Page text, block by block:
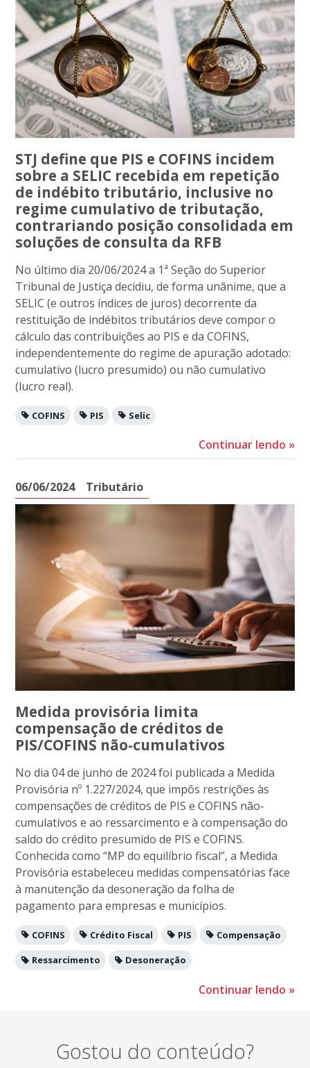
STJ define que PIS e COFINS incidem
sobre a SELIC recebida em repetição
de indébito tributário, inclusive no
regime cumulativo de tributação,
contrariando posição consolidada em
soluções de consulta da RFB
No último dia 20/06/2024 a 1ª Seção do Superior
Tribunal de Justiça decidiu, de forma unânime, que a
SELIC (e outros índices de juros) decorrente da
restituição de indébitos tributários deve compor o
cálculo das contribuições ao PIS e da COFINS,
independentemente do regime de apuração adotado:
cumulativo (lucro presumido) ou não cumulativo
(lucro real).
COFINS PIS Selic
Continuar lendo »
06/06/2024 Tributário
Medida provisória limita
compensação de créditos de
PIS/COFINS não-cumulativos
No dia 04 de junho de 2024 foi publicada a Medida
Provisória nº 1.227/2024, que impôs restrições às
compensações de créditos de PIS e COFINS não-
cumulativos e ao ressarcimento e à compensação do
saldo do crédito presumido de PIS e COFINS.
Conhecida como “MP do equilíbrio fiscal”, a Medida
Provisória estabeleceu medidas compensatórias face
à manutenção da desoneração da folha de
pagamento para empresas e municípios.
COFINS Crédito Fiscal PIS Compensação
Ressarcimento Desoneração
Continuar lendo »
Gostou do conteúdo?